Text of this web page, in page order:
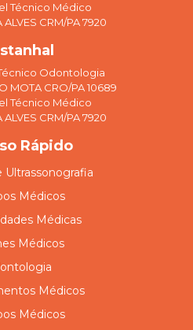
Técnico Médico
ALVES CRM/PA 7920
Odontologia
MOTA CRO/PA 10689
Técnico Médico
ALVES CRM/PA 7920
Rápido
Ultrassonografia
Médicos
Médicas
Médicos
Médicos
Médicos